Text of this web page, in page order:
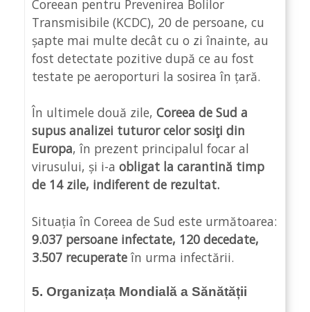
Coreean pentru Prevenirea Bolilor
Transmisibile (KCDC), 20 de persoane, cu
șapte mai multe decât cu o zi înainte, au
fost detectate pozitive după ce au fost
testate pe aeroporturi la sosirea în țară.
În ultimele două zile, Coreea de Sud a
supus analizei tuturor celor sosiţi din
Europa, în prezent principalul focar al
virusului, și i-a obligat la carantină timp
de 14 zile, indiferent de rezultat.
Situația în Coreea de Sud este următoarea:
9.037 persoane infectate, 120 decedate,
3.507 recuperateîn urma infectării.
5. Organizața Mondială a Sănătății